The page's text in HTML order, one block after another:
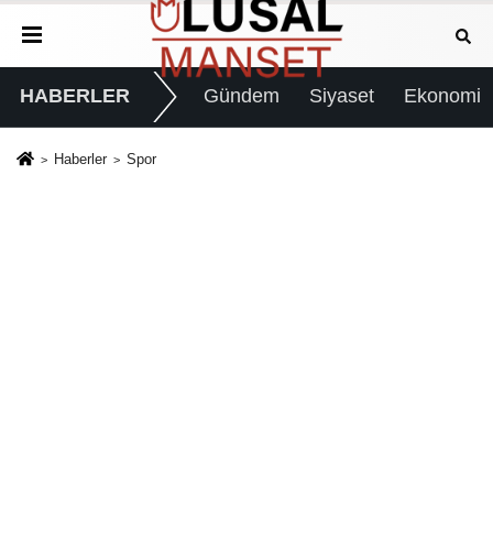
HABERLER Gündem Siyaset Ekonomi
Haberler Spor